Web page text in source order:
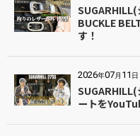
BUCKLE
す！
2026年07月 11 日
ートを